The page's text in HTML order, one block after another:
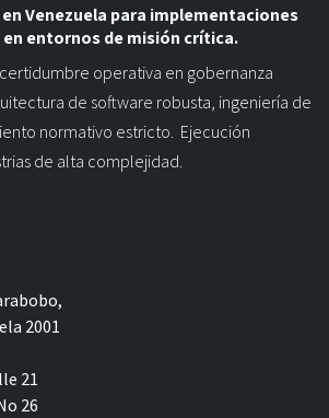
Venezuela para implementaciones
en entornos de misión crítica.
operativa en gobernanza
de software robusta, ingeniería de
normativo estricto. Ejecución
de alta complejidad.
2001
21
26